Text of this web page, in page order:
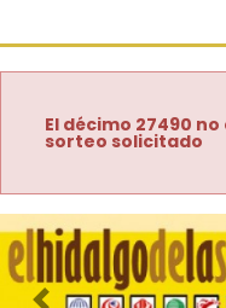
El décimo 27490
sorteo solicitado